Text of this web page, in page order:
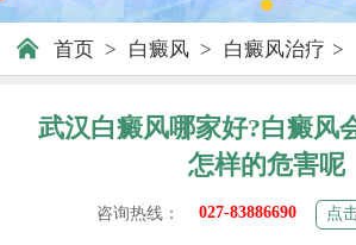
首页 > 白癜风 > 白癜风治疗 >
武汉白癜风哪家好?白癜风
怎样的危害呢
咨询热线： 027-83886690 点